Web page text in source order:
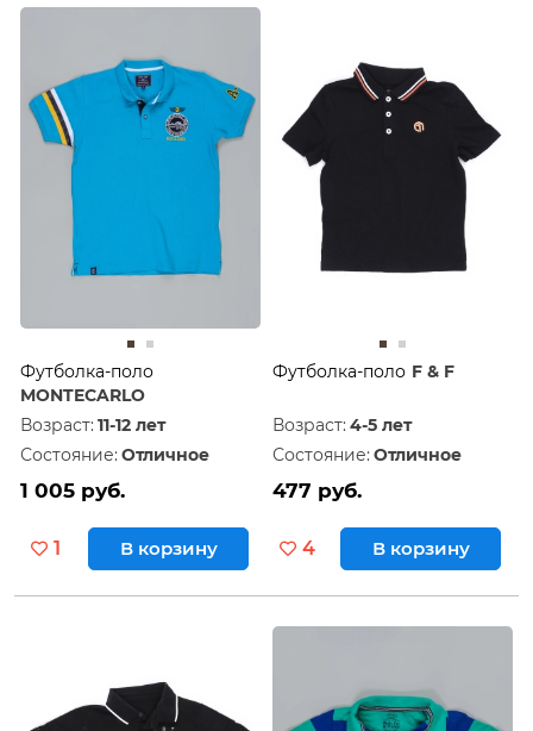
Футболка-поло
MONTECARLO
Возраст: 11-12 лет
Состояние: Отличное
1 005 руб.
1 В корзину
Футболка-поло F & F
Возраст: 4-5 лет
Состояние: Отличное
477 руб.
4 В корзину